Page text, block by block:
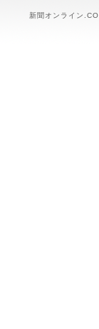
新聞オンライン